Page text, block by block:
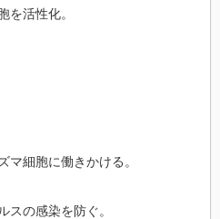
を活性化。
マ細胞に働きかける。
スの感染を防ぐ。